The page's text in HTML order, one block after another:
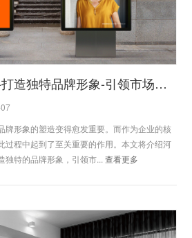
河南品牌设计公司-打造独特品牌形象-引领市场潮流
牌形象的塑造变得愈发重要。而作为企业的核
过程中起到了至关重要的作用。本文将介绍河
独特的品牌形象，引领市...查看更多